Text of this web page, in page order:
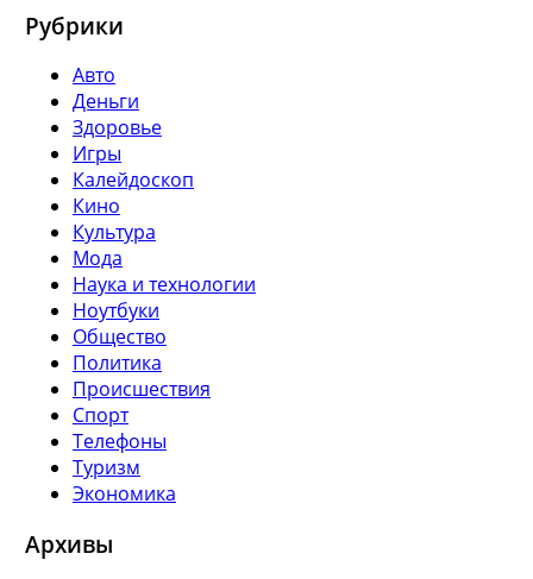
Рубрики
Авто
Деньги
Здоровье
Игры
Калейдоскоп
Кино
Культура
Мода
Наука и технологии
Ноутбуки
Общество
Политика
Происшествия
Спорт
Телефоны
Туризм
Экономика
Архивы